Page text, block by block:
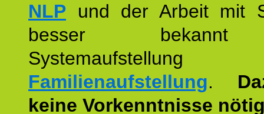
NLP und der Arbeit mit
besser
Familienaufstellung.
keine Vorkenntnisse